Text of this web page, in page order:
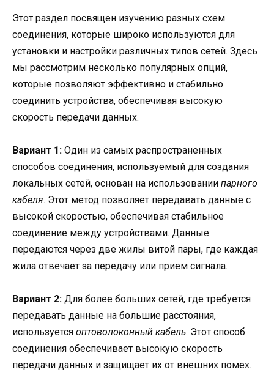
Этот раздел посвящен изучению разных схем
соединения, которые широко используются для
установки и настройки различных типов сетей. Здесь
мы рассмотрим несколько популярных опций,
которые позволяют эффективно и стабильно
соединить устройства, обеспечивая высокую
скорость передачи данных.
Вариант 1: Один из самых распространенных
способов соединения, используемый для создания
локальных сетей, основан на использовании парного
кабеля. Этот метод позволяет передавать данные с
высокой скоростью, обеспечивая стабильное
соединение между устройствами. Данные
передаются через две жилы витой пары, где каждая
жила отвечает за передачу или прием сигнала.
Вариант 2: Для более больших сетей, где требуется
передавать данные на большие расстояния,
используется оптоволоконный кабель. Этот способ
соединения обеспечивает высокую скорость
передачи данных и защищает их от внешних помех.